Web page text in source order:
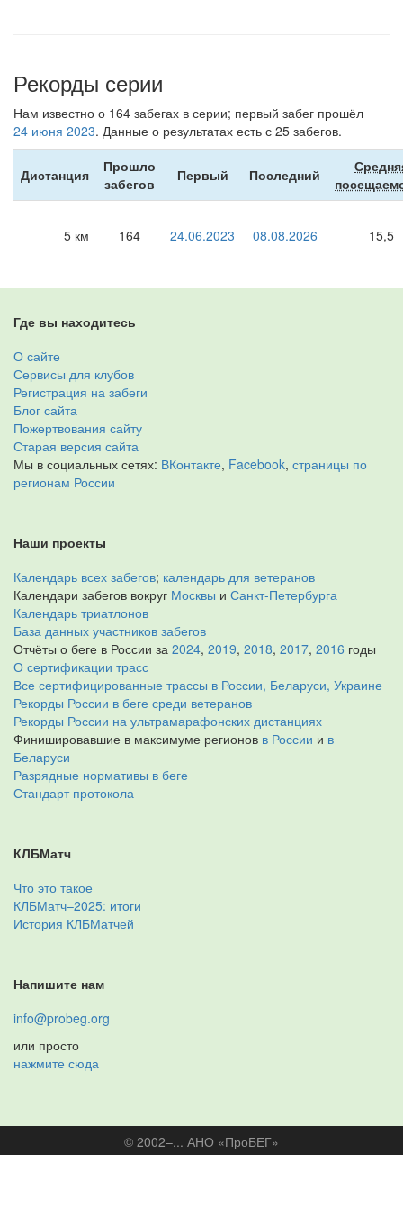
Рекорды серии
Нам известно о 164 забегах в серии; первый забег прошёл
24 июня 2023. Данные о результатах есть с 25 забегов.
Дистанция
Прошло
забегов
Первый Последний
5 км 164 24.06.2023 08.08.2026 15,5
Где вы находитесь
О сайте
Сервисы для клубов
Регистрация на забеги
Блог сайта
Пожертвования сайту
Старая версия сайта
Мы в социальных сетях: ВКонтакте, Facebook, страницы по
регионам России
Наши проекты
Календарь всех забегов; календарь для ветеранов
Календари забегов вокруг Москвы и Санкт-Петербурга
Календарь триатлонов
База данных участников забегов
Отчёты о беге в России за 2024, 2019, 2018, 2017, 2016 годы
О сертификации трасс
Все сертифицированные трассы в России, Беларуси, Украине
Рекорды России в беге среди ветеранов
Рекорды России на ультрамарафонских дистанциях
Финишировавшие в максимуме регионов в России и в
Беларуси
Разрядные нормативы в беге
Стандарт протокола
КЛБМатч
Что это такое
КЛБМатч–2025: итоги
История КЛБМатчей
Напишите нам
info@probeg.org
или просто
нажмите сюда
© 2002–... АНО «ПроБЕГ»